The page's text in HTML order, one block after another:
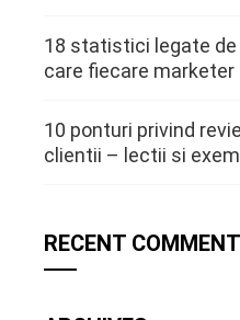
18 statistici legate de
care fiecare
10 ponturi privind
clientii – lectii si
RECENT